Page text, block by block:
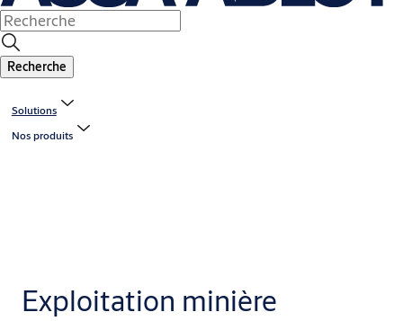
Recherche
Solutions
Nos produits
Exploitation minière